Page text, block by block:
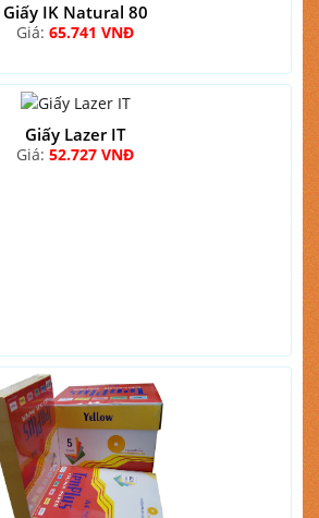
Giấy IK Natural 80
Giá: 65.741 VNĐ
Giấy Lazer IT
Giá: 52.727 VNĐ